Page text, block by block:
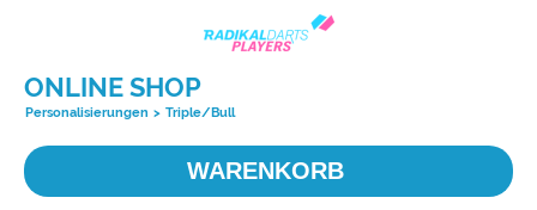
ONLINE SHOP
Personalisierungen > Triple/Bull
WARENKORB